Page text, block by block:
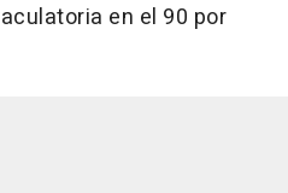
en el 90 por